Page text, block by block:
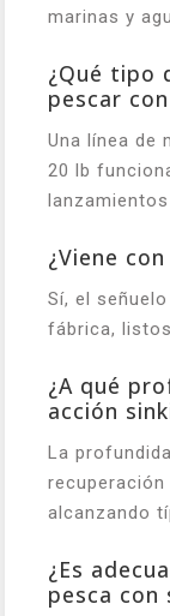
marinas y
¿Qué tipo
pescar
Una línea de
20 lb
¿Viene
Sí, el
fábrica,
¿A qué
acción
La
alcanzando
¿Es
pesca con